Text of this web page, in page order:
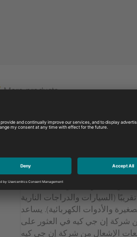
More products
شمعات الإشعال
جي كيه الرائدة في مجال صناعة
(السيارات والدراجات النارية
والأدوات الكهربائية). يساعد
شركة إن جي كيه في العثور على